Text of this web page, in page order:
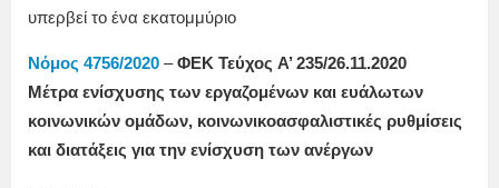
υπερβεί το ένα εκατομμύριο
Νόμος 4756/2020 –ΦΕΚ Τεύχος A’ 235/26.11.2020
Μέτρα ενίσχυσης των εργαζομένων και ευάλωτων
κοινωνικών ομάδων, κοινωνικοασφαλιστικές ρυθμίσεις
και διατάξεις για την ενίσχυση των ανέργων